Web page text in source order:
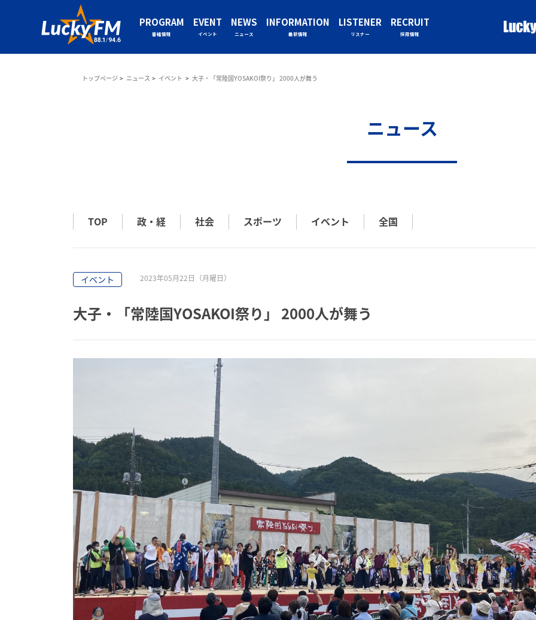
PROGRAM
番組情報
EVENT
イベント
NEWS
ニュース
INFORMATION
最新情報
LISTENER
リスナー
RECRUIT
採用情報
トップページ ニュース イベント 大子・「常陸国YOSAKOI祭り」 2000人が舞う
ニュース
TOP 政・経 社会 スポーツ イベント 全国
イベント 2023年05月22日（月曜日）
大子・「常陸国YOSAKOI祭り」 2000人が舞う